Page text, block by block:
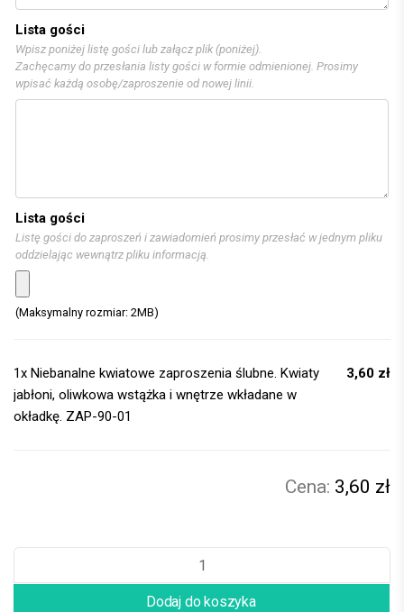
Lista gości
Wpisz poniżej listę gości lub załącz plik (poniżej).
Zachęcamy do przesłania listy gości w formie odmienionej. Prosimy
wpisać każdą osobę/zaproszenie od nowej linii.
Lista gości
Listę gości do zaproszeń i zawiadomień prosimy przesłać w jednym pliku
oddzielając wewnątrz pliku informacją.
(Maksymalny rozmiar: 2MB)
1x Niebanalne kwiatowe zaproszenia ślubne. Kwiaty
jabłoni, oliwkowa wstążka i wnętrze wkładane w
okładkę. ZAP-90-01
3,60 zł
3,60 zł
Dodaj do koszyka